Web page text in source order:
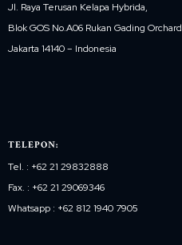
Jl. Raya Terusan Kelapa Hybrida,
Blok GOS No.A06 Rukan Gading Orchard
Jakarta 14140 – Indonesia
TELEPON:
Tel. : +62 21 29832888
Fax. : +62 21 29069346
Whatsapp : +62 812 1940 7905